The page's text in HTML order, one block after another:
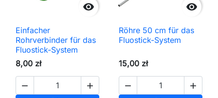

Einfacher
Rohrverbinder für das
Fluostick-System
8,00 zł
 

Röhre 50 cm für das
Fluostick-System
15,00 zł
 